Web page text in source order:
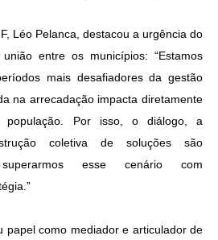
Léo Pelanca, destacou a urgência do
entre os municípios: “Estamos
mais desafiadores da gestão
na arrecadação impacta diretamente
população. Por isso, o diálogo, a
coletiva de soluções são
esse cenário com
papel como mediador e articulador de